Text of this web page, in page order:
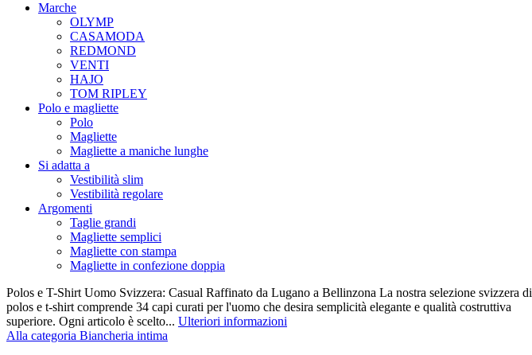
Marche
OLYMP
CASAMODA
REDMOND
VENTI
HAJO
TOM RIPLEY
Polo e magliette
Polo
Magliette
Magliette a maniche lunghe
Si adatta a
Vestibilità slim
Vestibilità regolare
Argomenti
Taglie grandi
Magliette semplici
Magliette con stampa
Magliette in confezione doppia
Polos e T-Shirt Uomo Svizzera: Casual Raffinato da Lugano a Bellinzona La nostra selezione svizzera di
polos e t-shirt comprende 34 capi curati per l'uomo che desira semplicità elegante e qualità costruttiva
superiore. Ogni articolo è scelto... Ulteriori informazioni
Alla categoria Biancheria intima